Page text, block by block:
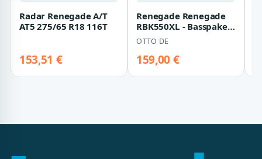
Radar Renegade A/T
AT5 275/65 R18 116T
153,51 €
Renegade Renegade
RBK550XL - Basspaket
Endverstärker
OTTO DE
159,00 €